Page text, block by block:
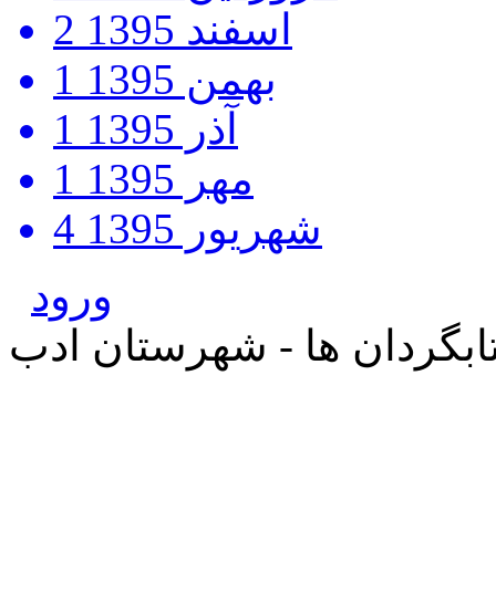
اسفند 1395
2
بهمن 1395
1
آذر 1395
1
مهر 1395
1
شهریور 1395
4
ورود
ها - شهرستان ادب